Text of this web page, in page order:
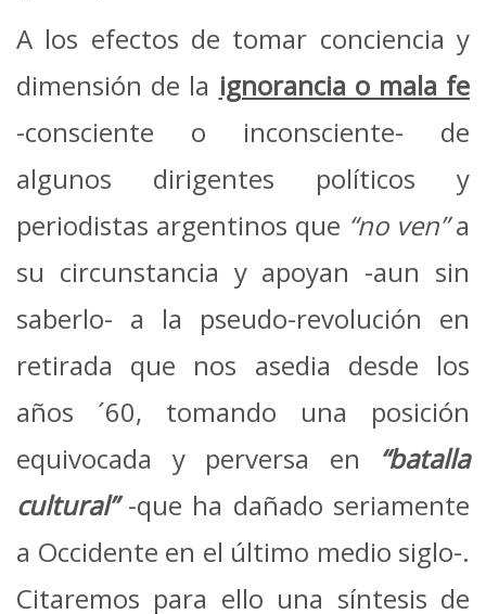
A los efectos de tomar conciencia y
dimensión de la ignorancia o mala fe
-consciente o inconsciente- de
algunos dirigentes políticos y
periodistas argentinos que “no ven”a
su circunstancia y apoyan -aun sin
saberlo- a la pseudo-revolución en
retirada que nos asedia desde los
años ´60, tomando una posición
equivocada y perversa en “batalla
cultural”-que ha dañado seriamente
a Occidente en el último medio siglo-.
Citaremos para ello una síntesis de